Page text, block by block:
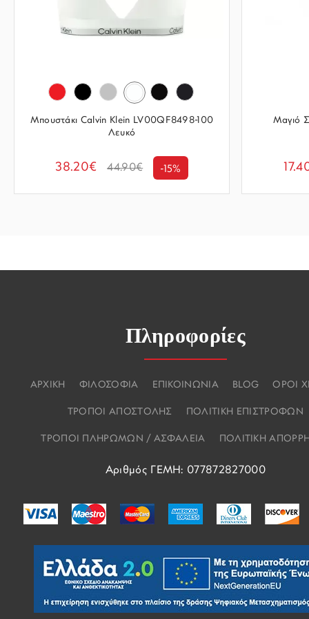
Μπουστάκι Calvin Klein LV00QF8498-100
Λευκό
38.20€ 44.90€ -15%
Μαγιό
Πληροφορίες
ΑΡΧΙΚΗ ΦΙΛΟΣΟΦΙΑ ΕΠΙΚΟΙΝΩΝΙΑ BLOG ΟΡΟΙ
ΤΡΟΠΟΙ ΑΠΟΣΤΟΛΗΣ ΠΟΛΙΤΙΚΗ ΕΠΙΣΤΡΟΦΩΝ
ΤΡΟΠΟΙ ΠΛΗΡΩΜΩΝ / ΑΣΦΑΛΕΙΑ ΠΟΛΙΤΙΚΗ
Αριθμός ΓΕΜΗ: 077872827000